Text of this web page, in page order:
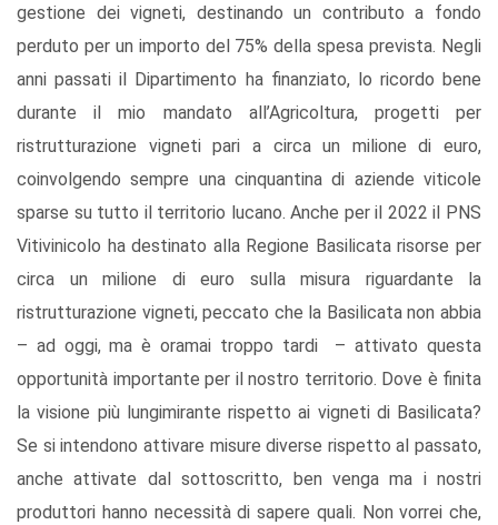
gestione dei vigneti, destinando un contributo a fondo
perduto per un importo del 75% della spesa prevista. Negli
anni passati il Dipartimento ha finanziato, lo ricordo bene
durante il mio mandato all’Agricoltura, progetti per
ristrutturazione vigneti pari a circa un milione di euro,
coinvolgendo sempre una cinquantina di aziende viticole
sparse su tutto il territorio lucano. Anche per il 2022 il PNS
Vitivinicolo ha destinato alla Regione Basilicata risorse per
circa un milione di euro sulla misura riguardante la
ristrutturazione vigneti, peccato che la Basilicata non abbia
– ad oggi, ma è oramai troppo tardi – attivato questa
opportunità importante per il nostro territorio. Dove è finita
la visione più lungimirante rispetto ai vigneti di Basilicata?
Se si intendono attivare misure diverse rispetto al passato,
anche attivate dal sottoscritto, ben venga ma i nostri
produttori hanno necessità di sapere quali. Non vorrei che,